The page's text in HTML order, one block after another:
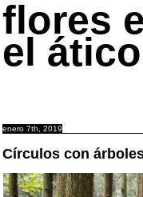
flores
el ático
enero 7th, 2019
Círculos con